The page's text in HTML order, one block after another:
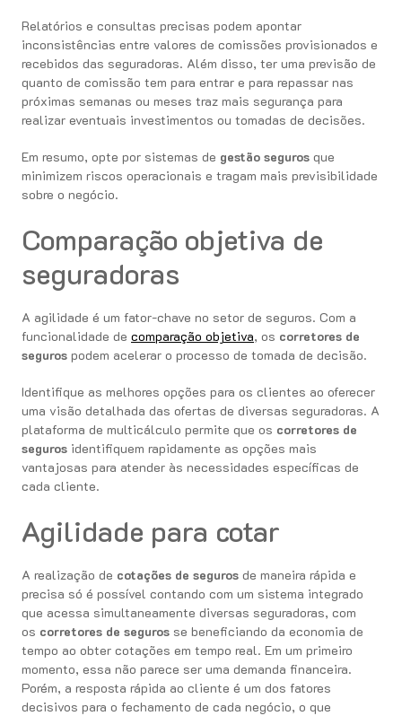
Relatórios e consultas precisas podem apontar
inconsistências entre valores de comissões provisionados e
recebidos das seguradoras. Além disso, ter uma previsão de
quanto de comissão tem para entrar e para repassar nas
próximas semanas ou meses traz mais segurança para
realizar eventuais investimentos ou tomadas de decisões.
Em resumo, opte por sistemas de gestão seguros que
minimizem riscos operacionais e tragam mais previsibilidade
sobre o negócio.
Comparação objetiva de
seguradoras
A agilidade é um fator-chave no setor de seguros. Com a
funcionalidade de comparação objetiva, os corretores de
seguros podem acelerar o processo de tomada de decisão.
Identifique as melhores opções para os clientes ao oferecer
uma visão detalhada das ofertas de diversas seguradoras. A
plataforma de multicálculo permite que os corretores de
seguros identifiquem rapidamente as opções mais
vantajosas para atender às necessidades específicas de
cada cliente.
Agilidade para cotar
A realização de cotações de seguros de maneira rápida e
precisa só é possível contando com um sistema integrado
que acessa simultaneamente diversas seguradoras, com
os corretores de seguros se beneficiando da economia de
tempo ao obter cotações em tempo real. Em um primeiro
momento, essa não parece ser uma demanda financeira.
Porém, a resposta rápida ao cliente é um dos fatores
decisivos para o fechamento de cada negócio, o que